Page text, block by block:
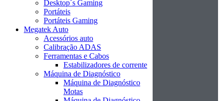
Desktop´s Gaming
Portáteis
Portáteis Gaming
Megatek Auto
Acessórios auto
Calibração ADAS
Ferramentas e Cabos
Estabilizadores de corrente
Máquina de Diagnóstico
Máquina de Diagnóstico
Motas